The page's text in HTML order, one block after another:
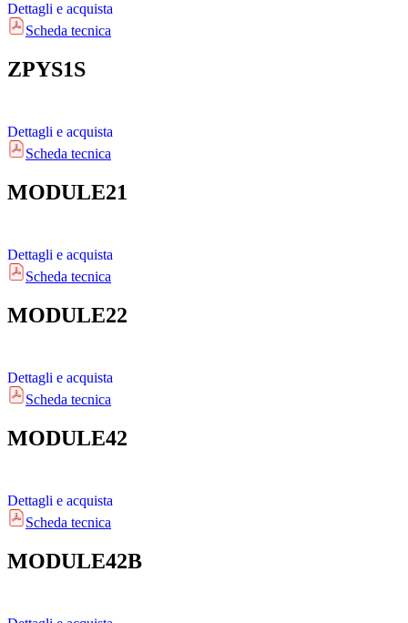
Dettagli e acquista
Scheda tecnica
ZPYS1S
Dettagli e acquista
Scheda tecnica
MODULE21
Dettagli e acquista
Scheda tecnica
MODULE22
Dettagli e acquista
Scheda tecnica
MODULE42
Dettagli e acquista
Scheda tecnica
MODULE42B